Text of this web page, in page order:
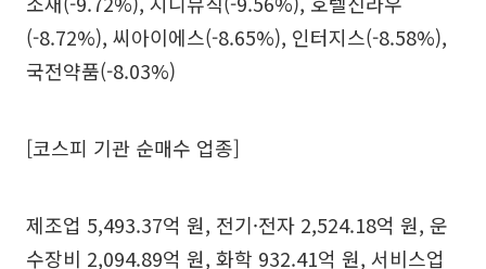
(-8.72%), 씨아이에스(-8.65%), 인터지스(-8.58%),
국전약품(-8.03%)
[코스피 기관 순매수 업종]
제조업 5,493.37억 원, 전기·전자 2,524.18억 원, 운
수장비 2,094.89억 원, 화학 932.41억 원, 서비스업